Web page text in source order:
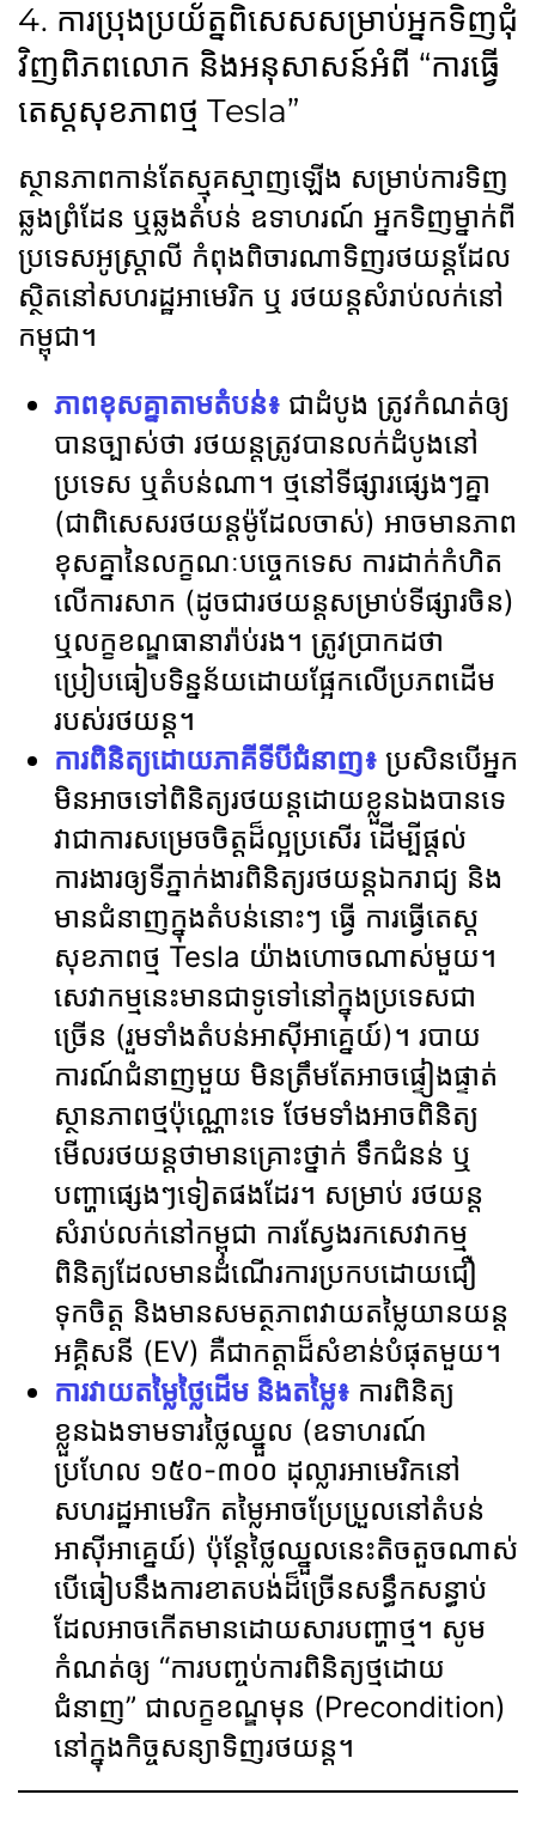
4. ការប្រុងប្រយ័ត្នពិសេសសម្រាប់អ្នកទិញជុំ
វិញពិភពលោក និងអនុសាសន៍អំពី “ការធ្វើ
តេស្តសុខភាពថ្ម Tesla”
ស្ថានភាពកាន់តែស្មុគស្មាញឡើង សម្រាប់ការទិញ
ឆ្លងព្រំដែន ឬឆ្លងតំបន់ ឧទាហរណ៍ អ្នកទិញម្នាក់ពី
ប្រទេសអូស្ត្រាលី កំពុងពិចារណាទិញរថយន្តដែល
ស្ថិតនៅសហរដ្ឋអាមេរិក ឬ រថយន្តសំរាប់លក់នៅ
កម្ពុជា។
ភាពខុសគ្នាតាមតំបន់៖ ជាដំបូង ត្រូវកំណត់ឲ្យ
បានច្បាស់ថា រថយន្តត្រូវបានលក់ដំបូងនៅ
ប្រទេស ឬតំបន់ណា។ ថ្មនៅទីផ្សារផ្សេងៗគ្នា
(ជាពិសេសរថយន្តម៉ូដែលចាស់) អាចមានភាព
ខុសគ្នានៃលក្ខណៈបច្ចេកទេស ការដាក់កំហិត
លើការសាក (ដូចជារថយន្តសម្រាប់ទីផ្សារចិន)
ឬលក្ខខណ្ឌធានារ៉ាប់រង។ ត្រូវប្រាកដថា
ប្រៀបធៀបទិន្នន័យដោយផ្អែកលើប្រភពដើម
របស់រថយន្ត។
ការពិនិត្យដោយភាគីទីបីជំនាញ៖ ប្រសិនបើអ្នក
មិនអាចទៅពិនិត្យរថយន្តដោយខ្លួនឯងបានទេ
វាជាការសម្រេចចិត្តដ៏ល្អប្រសើរ ដើម្បីផ្តល់
ការងារឲ្យទីភ្នាក់ងារពិនិត្យរថយន្តឯករាជ្យ និង
មានជំនាញក្នុងតំបន់នោះៗ ធ្វើ ការធ្វើតេស្ត
សុខភាពថ្ម Tesla យ៉ាងហោចណាស់មួយ។
សេវាកម្មនេះមានជាទូទៅនៅក្នុងប្រទេសជា
ច្រើន (រួមទាំងតំបន់អាស៊ីអាគ្នេយ៍)។ របាយ
ការណ៍ជំនាញមួយ មិនត្រឹមតែអាចផ្ទៀងផ្ទាត់
ស្ថានភាពថ្មប៉ុណ្ណោះទេ ថែមទាំងអាចពិនិត្យ
មើលរថយន្តថាមានគ្រោះថ្នាក់ ទឹកជំនន់ ឬ
បញ្ហាផ្សេងៗទៀតផងដែរ។ សម្រាប់ រថយន្ត
សំរាប់លក់នៅកម្ពុជា ការស្វែងរកសេវាកម្ម
ពិនិត្យដែលមានដំណើរការប្រកបដោយជឿ
ទុកចិត្ត និងមានសមត្ថភាពវាយតម្លៃយានយន្ត
អគ្គិសនី (EV) គឺជាកត្តាដ៏សំខាន់បំផុតមួយ។
ការវាយតម្លៃថ្លៃដើម និងតម្លៃ៖ ការពិនិត្យ
ខ្លួនឯងទាមទារថ្លៃឈ្នួល (ឧទាហរណ៍
ប្រហែល ១៥០-៣០០ ដុល្លារអាមេរិកនៅ
សហរដ្ឋអាមេរិក តម្លៃអាចប្រែប្រួលនៅតំបន់
អាស៊ីអាគ្នេយ៍) ប៉ុន្តែថ្លៃឈ្នួលនេះតិចតួចណាស់
បើធៀបនឹងការខាតបង់ដ៏ច្រើនសន្ធឹកសន្ធាប់
ដែលអាចកើតមានដោយសារបញ្ហាថ្ម។ សូម
កំណត់ឲ្យ “ការបញ្ចប់ការពិនិត្យថ្មដោយ
ជំនាញ” ជាលក្ខខណ្ឌមុន (Precondition)
នៅក្នុងកិច្ចសន្យាទិញរថយន្ត។